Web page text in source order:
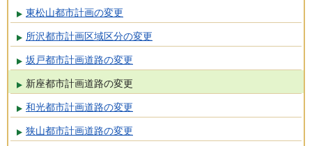
東松山都市計画の変更
所沢都市計画区域区分の変更
坂戸都市計画道路の変更
新座都市計画道路の変更
和光都市計画道路の変更
狭山都市計画道路の変更